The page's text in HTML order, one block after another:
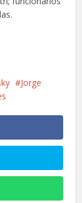
Jorge